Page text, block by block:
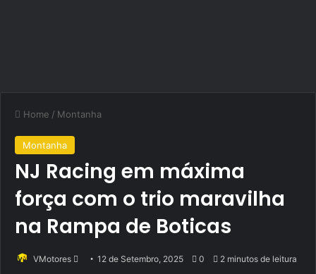
Home / Montanha
Montanha
NJ Racing em máxima
força com o trio maravilha
na Rampa de Boticas
VMotores
Send12 de Setembro, 2025 0 2 minutos de leitura